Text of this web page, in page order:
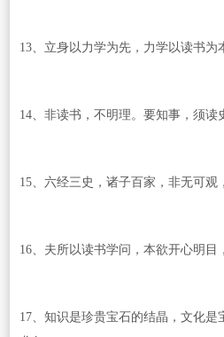
13、立身以力学为先，力学以读书
14、非读书，不明理。要知事，须
15、六经三史，诸子百家，非无可
16、夫所以读书学问，本欲开心明
17、知识是珍贵宝石的结晶，文化